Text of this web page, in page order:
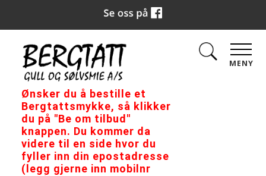
Ønsker du å bestille et
Bergtattsmykke, så klikker
du på "Be om tilbud"
knappen. Du kommer da
videre til en side hvor du
fyller inn din epostadresse
(legg gjerne inn mobilnr
MENY